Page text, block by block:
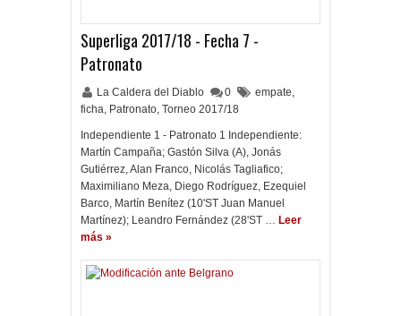
Superliga 2017/18 - Fecha 7 -
Patronato
La Caldera del Diablo 0 empate,
ficha, Patronato, Torneo 2017/18
Independiente 1 - Patronato 1 Independiente:
Martín Campaña; Gastón Silva (A), Jonás
Gutiérrez, Alan Franco, Nicolás Tagliafico;
Maximiliano Meza, Diego Rodríguez, Ezequiel
Barco, Martín Benítez (10'ST Juan Manuel
Martínez); Leandro Fernández (28'ST … Leer
más »